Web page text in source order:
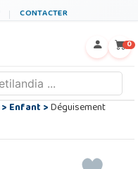
CONTACTER
0
>Enfant>Déguisement